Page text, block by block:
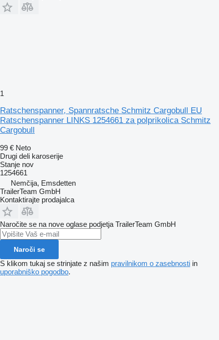
1
Ratschenspanner, Spannratsche Schmitz Cargobull EU
Ratschenspanner LINKS 1254661 za polprikolica Schmitz
Cargobull
99 € Neto
Drugi deli karoserije
Stanje nov
1254661
Nemčija, Emsdetten
TrailerTeam GmbH
Kontaktirajte prodajalca
Naročite se na nove oglase podjetja TrailerTeam GmbH
Naroči se
S klikom tukaj se strinjate z našim pravilnikom o zasebnosti in
uporabniško pogodbo.